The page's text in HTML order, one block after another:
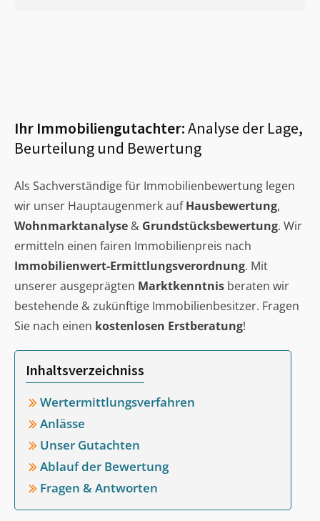
Ihr Immobiliengutachter:Analyse der Lage,
Beurteilung und Bewertung
Als Sachverständige für Immobilienbewertung legen
wir unser Hauptaugenmerk aufHausbewertung,
Wohnmarktanalyse & Grundstücksbewertung. Wir
ermitteln einen fairen Immobilienpreis nach
Immobilienwert-Ermittlungsverordnung. Mit
unserer ausgeprägten Marktkenntnis beraten wir
bestehende & zukünftige Immobilienbesitzer. Fragen
Sie nach einen kostenlosen Erstberatung!
Inhaltsverzeichniss
Wertermittlungsverfahren
Anlässe
Unser Gutachten
Ablauf der Bewertung
Fragen & Antworten